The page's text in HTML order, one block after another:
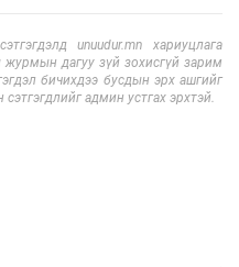
unuudur.mn хариуцлага
дагуу зүй зохисгүй зарим
бичихдээ бусдын эрх ашгийг
админ устгах эрхтэй.